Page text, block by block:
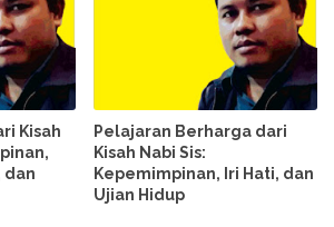
Kisah
dan
Pelajaran Berharga dari
Kisah Nabi Sis:
Kepemimpinan, Iri Hati, dan
Ujian Hidup